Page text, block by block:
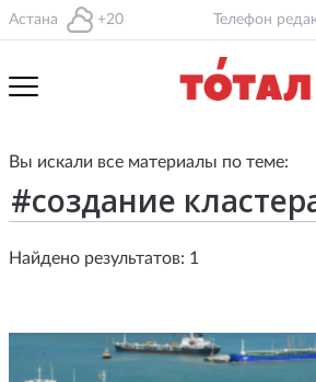
Астана +20 Телефон
Вы искали все материалы по теме:
Найдено результатов: 1